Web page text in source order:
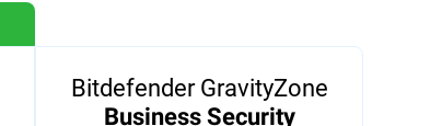
Bitdefender GravityZone
Business Security